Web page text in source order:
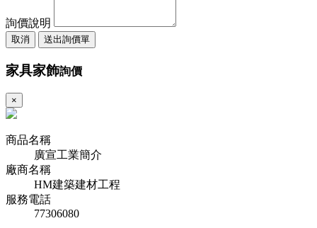
詢價說明
取消 送出詢價單
家具家飾詢價
×
商品名稱
廣宣工業簡介
廠商名稱
HM建築建材工程
服務電話
77306080